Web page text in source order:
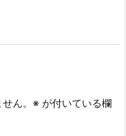
ん。 ※ が付いている欄